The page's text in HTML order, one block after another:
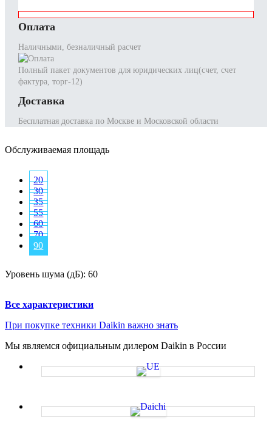
Оплата
Наличными, безналичный расчет
Полный пакет документов для юридических лиц(счет, счет
фактура, торг-12)
Доставка
Бесплатная доставка по Москве и Московской области
Обслуживаемая площадь
20
30
35
55
60
70
90
Уровень шума (дБ): 60
Все характеристики
При покупке техники Daikin важно знать
Мы являемся официальным дилером Daikin в России